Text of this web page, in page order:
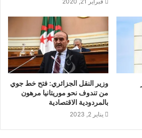
وزير النقل الجزائري: فتح خط جوي
من تندوف نحو موريتانيا مرهون
بالمردودية الاقتصادية
يناير 2, 2023